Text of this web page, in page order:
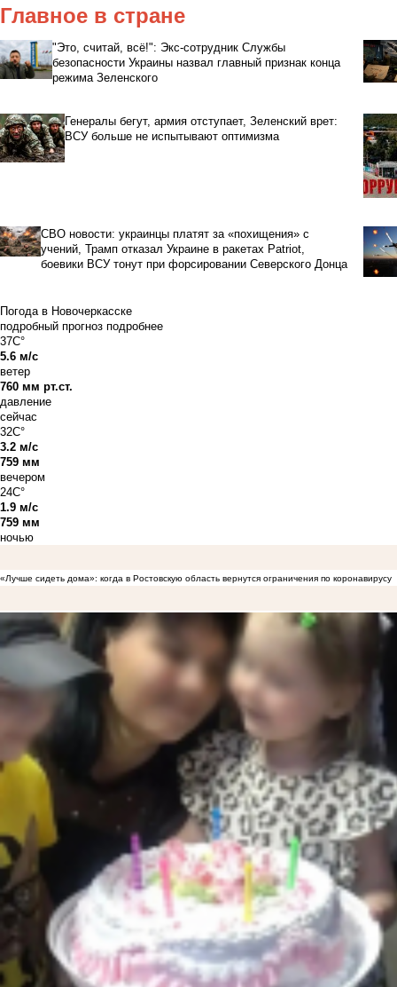
Главное в стране
"Это, считай, всё!": Экс-сотрудник Службы
безопасности Украины назвал главный признак конца
режима Зеленского
Генералы бегут, армия отступает, Зеленский врет:
ВСУ больше не испытывают оптимизма
СВО новости: украинцы платят за «похищения» с
учений, Трамп отказал Украине в ракетах Patriot,
боевики ВСУ тонут при форсировании Северского Донца
Погода в Новочеркасске
подробный прогноз подробнее
37C°
5.6 м/с
ветер
760 мм рт.ст.
давление
сейчас
32C°
3.2 м/с
759 мм
вечером
24C°
1.9 м/с
759 мм
ночью
«Лучше сидеть дома»: когда в Ростовскую область вернутся ограничения по коронавирусу